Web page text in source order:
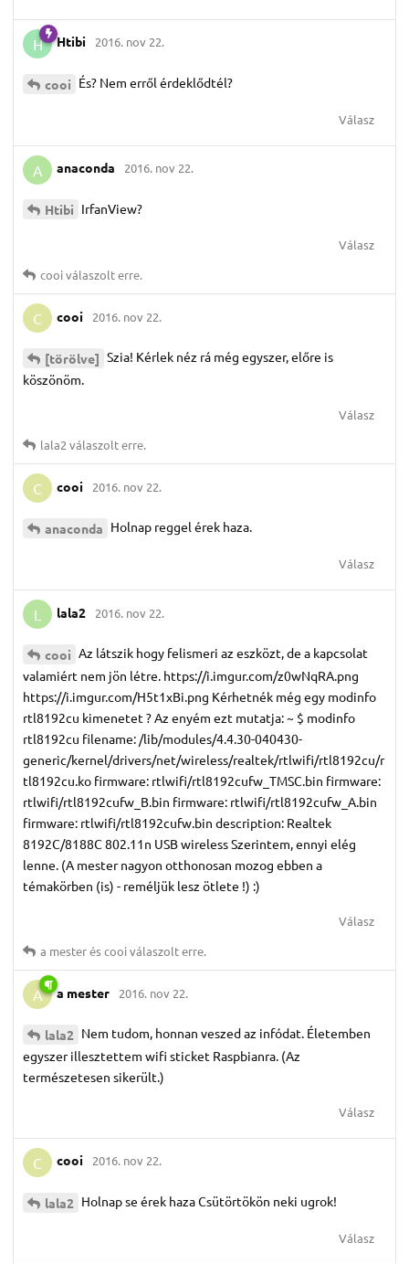
H Htibi 2016. nov 22.
cooi És? Nem erről érdeklődtél?
Válasz
A anaconda 2016. nov 22.
Htibi IrfanView?
Válasz
cooiválaszolt erre.
C cooi 2016. nov 22.
[törölve] Szia! Kérlek néz rá még egyszer, előre is
köszönöm.
Válasz
lala2 válaszolt erre.
C cooi 2016. nov 22.
anaconda Holnap reggel érek haza.
Válasz
L lala2 2016. nov 22.
cooi Az látszik hogy felismeri az eszközt, de a kapcsolat
valamiért nem jön létre. https://i.imgur.com/z0wNqRA.png
https://i.imgur.com/H5t1xBi.png Kérhetnék még egy modinfo
rtl8192cu kimenetet ? Az enyém ezt mutatja: ~ $ modinfo
rtl8192cu filename: /lib/modules/4.4.30-040430-
generic/kernel/drivers/net/wireless/realtek/rtlwifi/rtl8192cu/r
tl8192cu.ko firmware: rtlwifi/rtl8192cufw_TMSC.bin firmware:
rtlwifi/rtl8192cufw_B.bin firmware: rtlwifi/rtl8192cufw_A.bin
firmware: rtlwifi/rtl8192cufw.bin description: Realtek
8192C/8188C 802.11n USB wireless Szerintem, ennyi elég
lenne. (A mester nagyon otthonosan mozog ebben a
témakörben (is) - reméljük lesz ötlete !) :)
Válasz
a mesteréscooiválaszolt erre.
A a mester 2016. nov 22.
lala2 Nem tudom, honnan veszed az infódat. Életemben
egyszer illesztettem wifi sticket Raspbianra. (Az
természetesen sikerült.)
Válasz
C cooi 2016. nov 22.
lala2 Holnap se érek haza Csütörtökön neki ugrok!
Válasz